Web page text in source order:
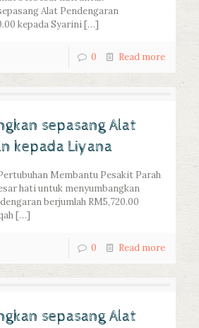
Alat Pendengaran
kepada Syarini[…]
0 Read more
sepasang Alat
kepada Liyana
Membantu Pesakit Parah
hati untuk menyumbangkan
berjumlah RM5,720.00
[…]
0 Read more
sepasang Alat